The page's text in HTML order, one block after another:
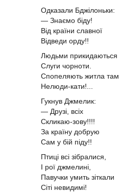
Одказали Бджілоньки:
— Знаємо біду!
Від країни славної
Відведи орду!!
Людьми прикидаються
Слуги чорноти.
Спопеляють житла там
Нелюди-кати!...
Гукнув Джмелик:
— Друзі, всіх
Скликаю-зову!!!!
За країну добрую
Сам у бій піду!!
Птиці всі зібралися,
І рої джмелині,
Павучки умить зіткали
Сіті невидимі!